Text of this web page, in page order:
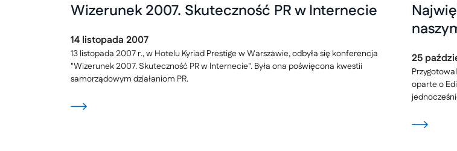
Wizerunek 2007. Skuteczność PR w Internecie
14 listopada 2007
13 listopada 2007 r., w Hotelu Kyriad Prestige w Warszawie, odbyła się konferencja
"Wizerunek 2007. Skuteczność PR w Internecie". Była ona poświęcona kwestii
samorządowym działaniom PR.
25
oparte o